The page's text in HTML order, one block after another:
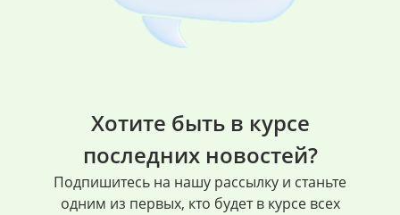
Хотите быть в курсе
последних новостей?
Подпишитесь на нашу рассылку и станьте
одним из первых, кто будет в курсе всех